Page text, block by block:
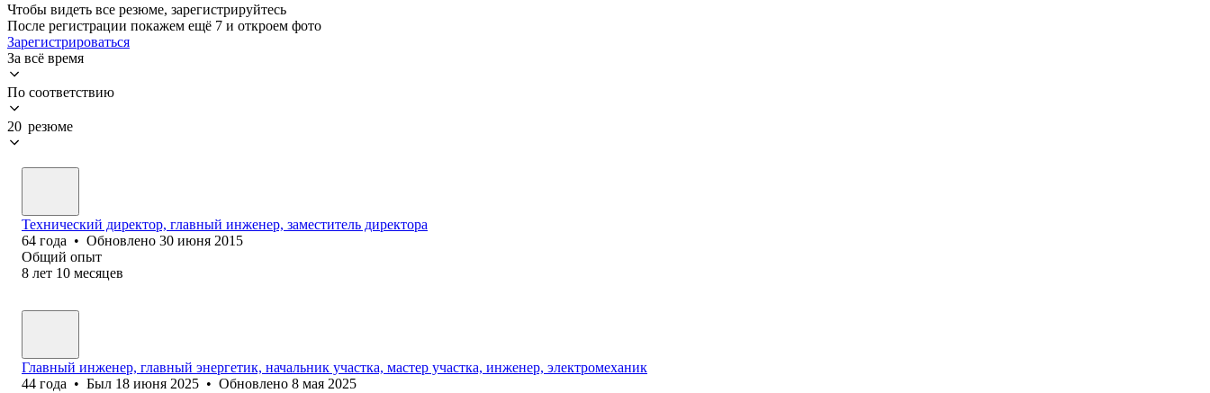
Чтобы видеть все резюме, зарегистрируйтесь
После регистрации покажем ещё 7 и откроем фото
Зарегистрироваться
За всё время
По соответствию
20 резюме
Технический директор, главный инженер, заместитель директора
64 года • Обновлено 30 июня 2015
Общий опыт
8 лет 10 месяцев
Главный инженер, главный энергетик, начальник участка, мастер участка, инженер, электромеханик
44 года • Был 18 июня 2025 • Обновлено 8 мая 2025